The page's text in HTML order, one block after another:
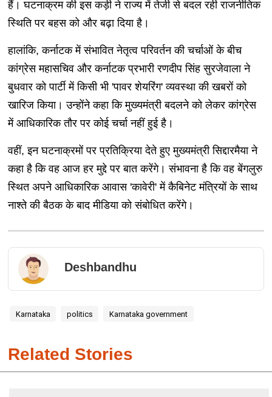
हैं। घटनाक्रम की इस कड़ी ने राज्य में तेजी से बदल रही राजनीतिक
स्थिति पर बहस को और बढ़ा दिया है।
हालांकि, कर्नाटक में संभावित नेतृत्व परिवर्तन की चर्चाओं के बीच
कांग्रेस महासचिव और कर्नाटक प्रभारी रणदीप सिंह सुरजेवाला ने
बुधवार को पार्टी में किसी भी 'पावर शेयरिंग' व्यवस्था की खबरों को
खारिज किया। उन्होंने कहा कि मुख्यमंत्री बदलने को लेकर कांग्रेस
में आधिकारिक तौर पर कोई चर्चा नहीं हुई है।
वहीं, इन घटनाक्रमों पर प्रतिक्रिया देते हुए मुख्यमंत्री सिद्दारमैया ने
कहा है कि वह आज हर मुद्दे पर बात करेंगे। संभावना है कि वह बेंगलुरु
स्थित अपने आधिकारिक आवास 'कावेरी' में कैबिनेट मंत्रियों के साथ
नाश्ते की बैठक के बाद मीडिया को संबोधित करेंगे।
Deshbandhu
Karnataka politics Karnataka government
Related Stories